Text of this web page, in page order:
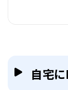
自宅